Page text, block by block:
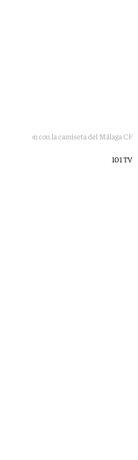
Vicente León con la camiseta del Málaga CF
101 TV